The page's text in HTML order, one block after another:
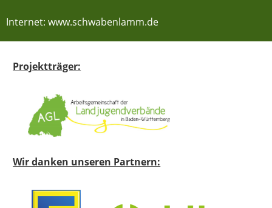
Internet: www.schwabenlamm.de
Projektträger:
Wir danken unseren Partnern: